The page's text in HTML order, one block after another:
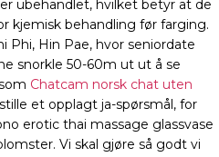
ubehandlet, hvilket betyr at de
kjemisk behandling før farging.
Phi, Hin Pae, hvor seniordate
snorkle 50-60m ut ut å se
Chatcam norsk chat uten
et opplagt ja-spørsmål, for
erotic thai massage glassvase
Vi skal gjøre så godt vi